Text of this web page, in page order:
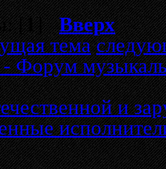
[1]Вверх
тема
Форум
и